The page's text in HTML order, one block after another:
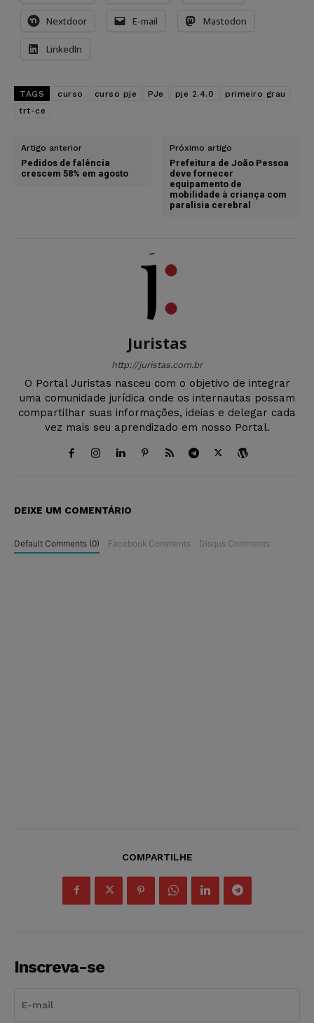
Nextdoor E-mail Mastodon
LinkedIn
TAGS curso curso pje PJe pje 2.4.0
primeiro grau
trt-ce
Artigo anterior
Pedidos de falência
crescem 58% em agosto
Próximo artigo
Prefeitura de João Pessoa
deve fornecer
equipamento de
mobilidade à criança com
paralisia cerebral
Juristas
http://juristas.com.br
O Portal Juristas nasceu com o objetivo de integrar
uma comunidade jurídica onde os internautas possam
compartilhar suas informações, ideias e delegar cada
vez mais seu aprendizado em nosso Portal.
DEIXE UM COMENTÁRIO
Default Comments (0) Facebook Comments Disqus Comments
COMPARTILHE
Inscreva-se